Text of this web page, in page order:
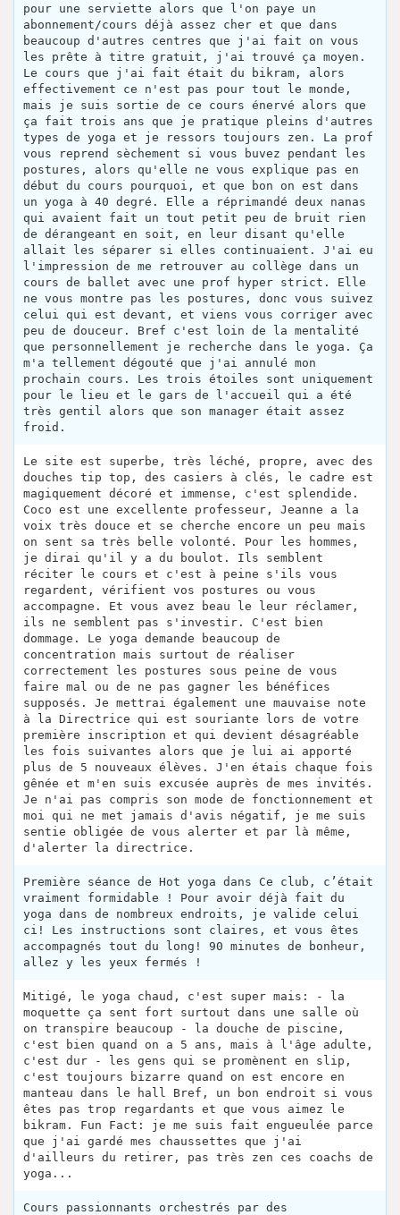
pour une serviette alors que l'on paye un
abonnement/cours déjà assez cher et que dans
beaucoup d'autres centres que j'ai fait on vous
les prête à titre gratuit, j'ai trouvé ça moyen.
Le cours que j'ai fait était du bikram, alors
effectivement ce n'est pas pour tout le monde,
mais je suis sortie de ce cours énervé alors que
ça fait trois ans que je pratique pleins d'autres
types de yoga et je ressors toujours zen. La prof
vous reprend sèchement si vous buvez pendant les
postures, alors qu'elle ne vous explique pas en
début du cours pourquoi, et que bon on est dans
un yoga à 40 degré. Elle a réprimandé deux nanas
qui avaient fait un tout petit peu de bruit rien
de dérangeant en soit, en leur disant qu'elle
allait les séparer si elles continuaient. J'ai eu
l'impression de me retrouver au collège dans un
cours de ballet avec une prof hyper strict. Elle
ne vous montre pas les postures, donc vous suivez
celui qui est devant, et viens vous corriger avec
peu de douceur. Bref c'est loin de la mentalité
que personnellement je recherche dans le yoga. Ça
m'a tellement dégouté que j'ai annulé mon
prochain cours. Les trois étoiles sont uniquement
pour le lieu et le gars de l'accueil qui a été
très gentil alors que son manager était assez
froid.
Le site est superbe, très léché, propre, avec des
douches tip top, des casiers à clés, le cadre est
magiquement décoré et immense, c'est splendide.
Coco est une excellente professeur, Jeanne a la
voix très douce et se cherche encore un peu mais
on sent sa très belle volonté. Pour les hommes,
je dirai qu'il y a du boulot. Ils semblent
réciter le cours et c'est à peine s'ils vous
regardent, vérifient vos postures ou vous
accompagne. Et vous avez beau le leur réclamer,
ils ne semblent pas s'investir. C'est bien
dommage. Le yoga demande beaucoup de
concentration mais surtout de réaliser
correctement les postures sous peine de vous
faire mal ou de ne pas gagner les bénéfices
supposés. Je mettrai également une mauvaise note
à la Directrice qui est souriante lors de votre
première inscription et qui devient désagréable
les fois suivantes alors que je lui ai apporté
plus de 5 nouveaux élèves. J'en étais chaque fois
gênée et m'en suis excusée auprès de mes invités.
Je n'ai pas compris son mode de fonctionnement et
moi qui ne met jamais d'avis négatif, je me suis
sentie obligée de vous alerter et par là même,
d'alerter la directrice.
Première séance de Hot yoga dans Ce club, c’était
vraiment formidable ! Pour avoir déjà fait du
yoga dans de nombreux endroits, je valide celui
ci! Les instructions sont claires, et vous êtes
accompagnés tout du long! 90 minutes de bonheur,
allez y les yeux fermés !
Mitigé, le yoga chaud, c'est super mais: - la
moquette ça sent fort surtout dans une salle où
on transpire beaucoup - la douche de piscine,
c'est bien quand on a 5 ans, mais à l'âge adulte,
c'est dur - les gens qui se promènent en slip,
c'est toujours bizarre quand on est encore en
manteau dans le hall Bref, un bon endroit si vous
êtes pas trop regardants et que vous aimez le
bikram. Fun Fact: je me suis fait engueulée parce
que j'ai gardé mes chaussettes que j'ai
d'ailleurs du retirer, pas très zen ces coachs de
yoga...
Cours passionnants orchestrés par des